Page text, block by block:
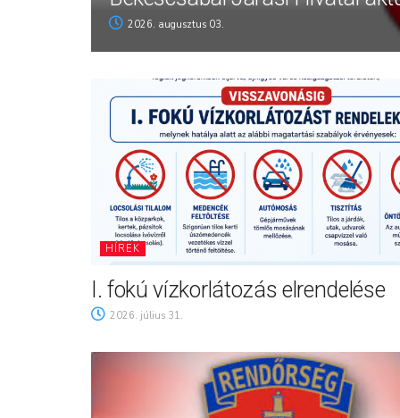
2026. augusztus 03.
HÍREK
I. fokú vízkorlátozás elrendelése
2026. július 31.